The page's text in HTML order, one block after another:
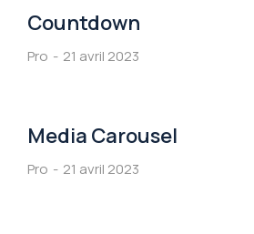
Countdown
Pro 21 avril 2023
Media Carousel
Pro 21 avril 2023